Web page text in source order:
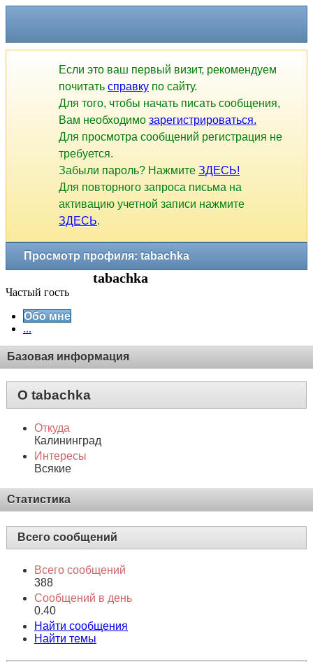
Если это ваш первый визит, рекомендуем
почитать справку по сайту.
Для того, чтобы начать писать сообщения,
Вам необходимо зарегистрироваться.
Для просмотра сообщений регистрация не
требуется.
Забыли пароль? Нажмите ЗДЕСЬ!
Для повторного запроса письма на
активацию учетной записи нажмите
ЗДЕСЬ.
Просмотр профиля: tabachka
tabachka
Обо мне
...
О tabachka
Откуда
Калининград
Интересы
Всякие
Статистика
Всего сообщений
Всего сообщений
388
Сообщений в день
0.40